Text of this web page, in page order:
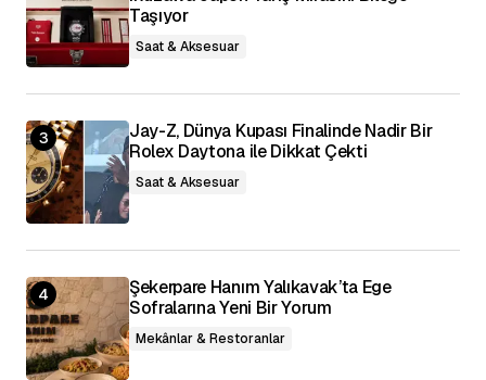
Taşıyor
Saat & Aksesuar
Jay-Z, Dünya Kupası Finalinde Nadir Bir
Rolex Daytona ile Dikkat Çekti
Saat & Aksesuar
Şekerpare Hanım Yalıkavak’ta Ege
Sofralarına Yeni Bir Yorum
Mekânlar & Restoranlar